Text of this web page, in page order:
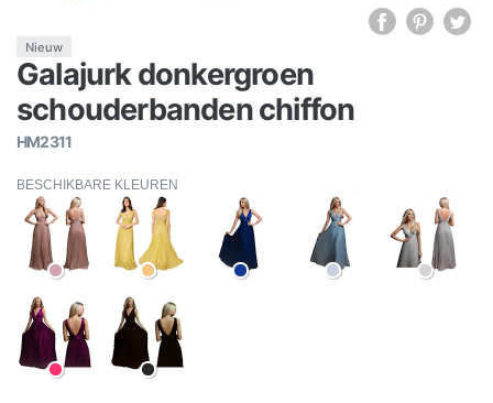
Nieuw
Galajurk donkergroen
schouderbanden chiffon
HM2311
BESCHIKBARE KLEUREN